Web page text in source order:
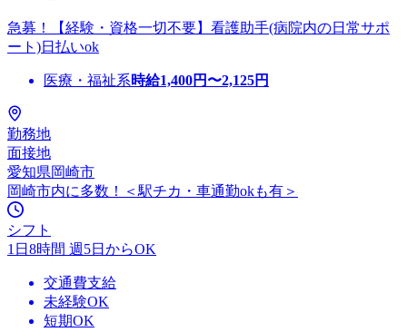
急募！【経験・資格一切不要】看護助手(病院内の日常サポ
ート)日払いok
医療・福祉系時給1,400円〜2,125円
勤務地
面接地
愛知県岡崎市
岡崎市内に多数！＜駅チカ・車通勤okも有＞
シフト
1日8時間 週5日からOK
交通費支給
未経験OK
短期OK